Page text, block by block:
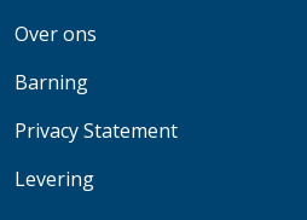
Over ons
Barning
Privacy Statement
Levering